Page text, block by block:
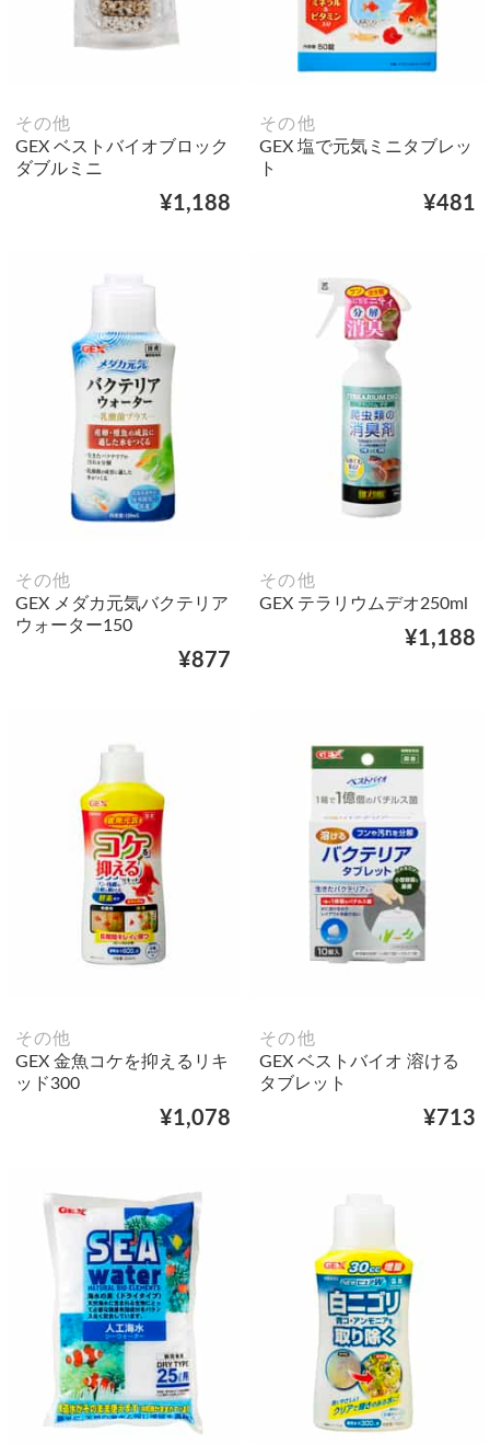
その他
GEX ベストバイオブロック
ダブルミニ
¥1,188
その他
GEX 塩で元気ミニタブレッ
ト
¥481
その他
GEX メダカ元気バクテリア
ウォーター150
¥877
その他
GEX テラリウムデオ250ml
¥1,188
その他
GEX 金魚コケを抑えるリキ
ッド300
¥1,078
その他
GEX ベストバイオ 溶ける
タブレット
¥713